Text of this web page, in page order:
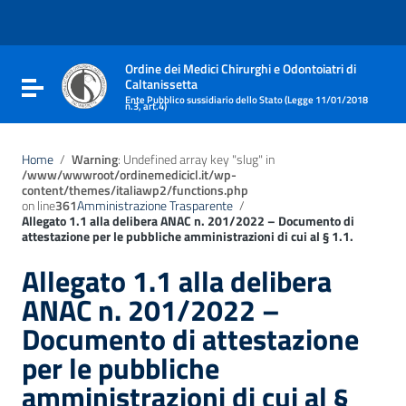
Vai al footer
Attiva / disattiva la navigazione
Ordine dei Medici Chirurghi e Odontoiatri di
Caltanissetta
Ente Pubblico sussidiario dello Stato (Legge 11/01/2018
n.3, art.4)
Home / Warning: Undefined array key "slug" in
/www/wwwroot/ordinemedicicl.it/wp-
content/themes/italiawp2/functions.php
on line361Amministrazione Trasparente /
Allegato 1.1 alla delibera ANAC n. 201/2022 – Documento di
attestazione per le pubbliche amministrazioni di cui al § 1.1.
Allegato 1.1 alla delibera
ANAC n. 201/2022 –
Documento di attestazione
per le pubbliche
amministrazioni di cui al §